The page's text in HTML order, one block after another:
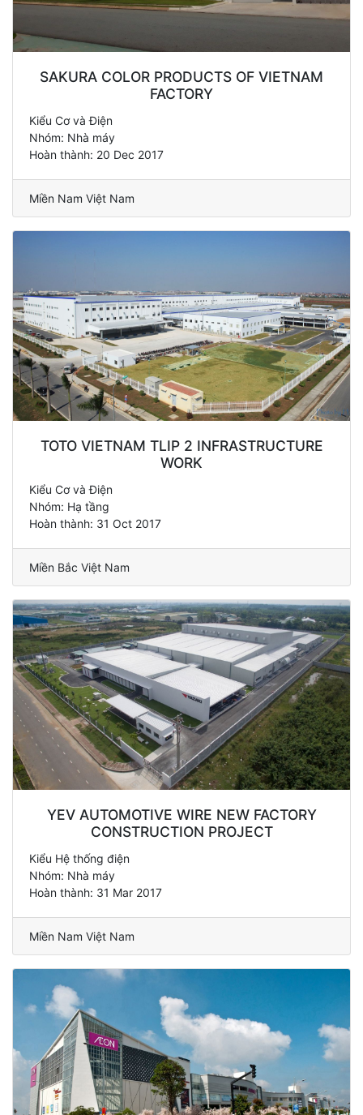
SAKURA COLOR PRODUCTS OF VIETNAM
FACTORY
Kiểu Cơ và Điện
Nhóm: Nhà máy
Hoàn thành: 20 Dec 2017
Miền Nam Việt Nam
TOTO VIETNAM TLIP 2 INFRASTRUCTURE
WORK
Kiểu Cơ và Điện
Nhóm: Hạ tầng
Hoàn thành: 31 Oct 2017
Miền Bắc Việt Nam
YEV AUTOMOTIVE WIRE NEW FACTORY
CONSTRUCTION PROJECT
Kiểu Hệ thống điện
Nhóm: Nhà máy
Hoàn thành: 31 Mar 2017
Miền Nam Việt Nam